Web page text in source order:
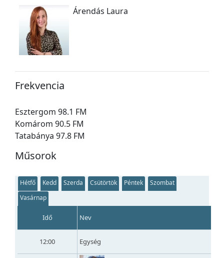
Árendás Laura
Frekvencia
Esztergom 98.1 FM
Komárom 90.5 FM
Tatabánya 97.8 FM
Műsorok
Hétfő Kedd Szerda Csütörtök Péntek
Szombat
Vasárnap
Idő Nev
12:00 Egység